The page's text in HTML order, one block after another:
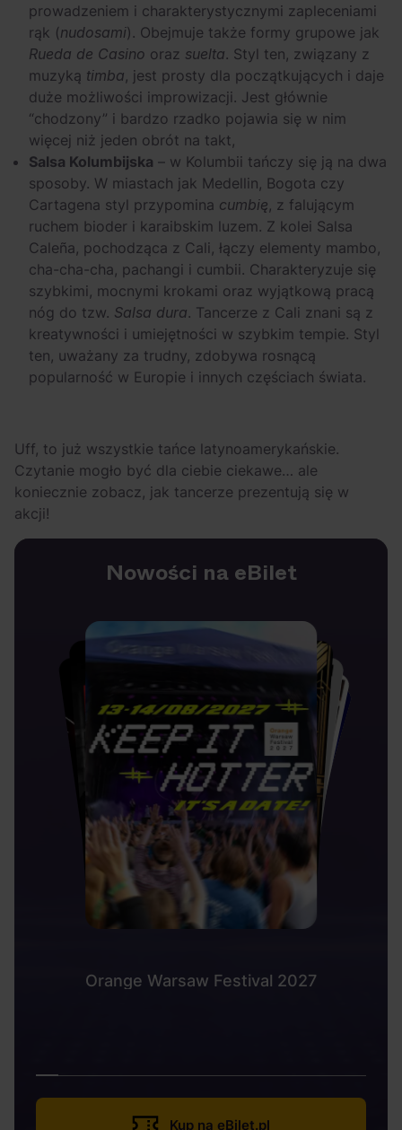
prowadzeniem i charakterystycznymi zapleceniami
rąk (nudosami). Obejmuje także formy grupowe jak
Rueda de Casino oraz suelta. Styl ten, związany z
muzyką timba, jest prosty dla początkujących i daje
duże możliwości improwizacji. Jest głównie
“chodzony” i bardzo rzadko pojawia się w nim
więcej niż jeden obrót na takt,
Salsa Kolumbijska – w Kolumbii tańczy się ją na dwa
sposoby. W miastach jak Medellin, Bogota czy
Cartagena styl przypomina cumbię, z falującym
ruchem bioder i karaibskim luzem. Z kolei Salsa
Caleña, pochodząca z Cali, łączy elementy mambo,
cha-cha-cha, pachangi i cumbii. Charakteryzuje się
szybkimi, mocnymi krokami oraz wyjątkową pracą
nóg do tzw. Salsa dura. Tancerze z Cali znani są z
kreatywności i umiejętności w szybkim tempie. Styl
ten, uważany za trudny, zdobywa rosnącą
popularność w Europie i innych częściach świata.
Uff, to już wszystkie tańce latynoamerykańskie.
Czytanie mogło być dla ciebie ciekawe… ale
koniecznie zobacz, jak tancerze prezentują się w
akcji!
Nowości na eBilet
Orange Warsaw Festival 2027
Kup na eBilet.pl